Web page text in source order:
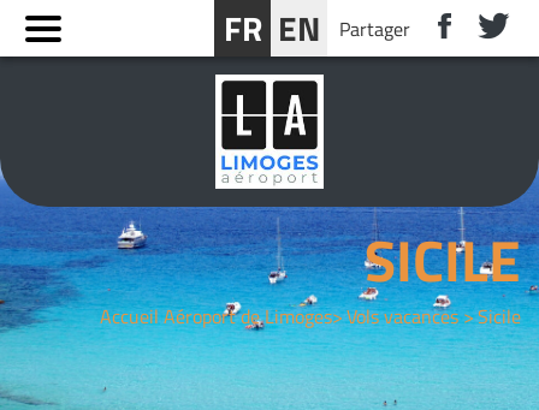
FR EN Partager
RÉSERVER UN SÉJOUR PRÈS DE LIMOGES
SICILE
Accueil Aéroport de Limoges Vols vacances Sicile
Panneau de gestion des cookies